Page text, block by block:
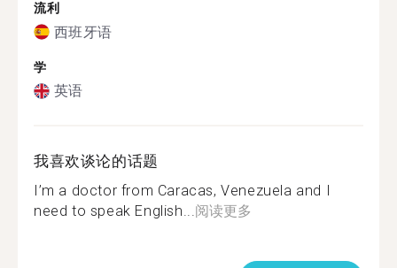
流利
西班牙语
学
英语
我喜欢谈论的话题
I’m a doctor from Caracas, Venezuela and I
need to speak English...阅读更多